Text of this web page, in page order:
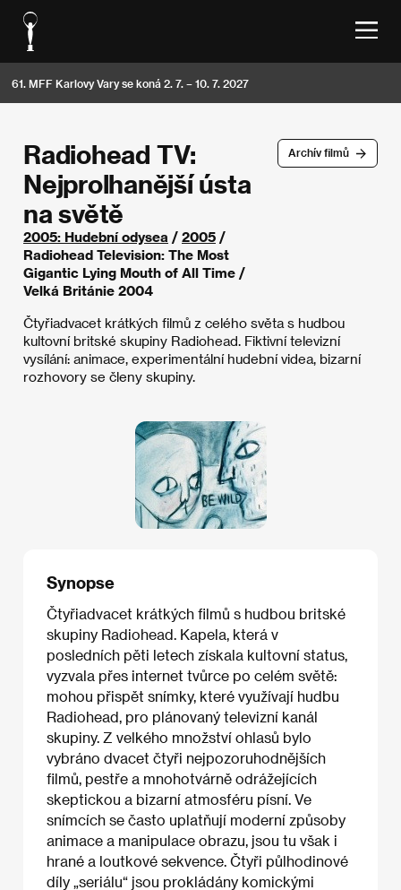
61. MFF Karlovy Vary se koná 2. 7. – 10. 7. 2027
Archív filmů
Radiohead TV:
Nejprolhanější ústa
na světě
2005: Hudební odysea / 2005 /
Radiohead Television: The Most
Gigantic Lying Mouth of All Time /
Velká Británie 2004
Čtyřiadvacet krátkých filmů z celého světa s hudbou
kultovní britské skupiny Radiohead. Fiktivní televizní
vysílání: animace, experimentální hudební videa, bizarní
rozhovory se členy skupiny.
Synopse
Čtyřiadvacet krátkých filmů s hudbou britské
skupiny Radiohead. Kapela, která v
posledních pěti letech získala kultovní status,
vyzvala přes internet tvůrce po celém světě:
mohou přispět snímky, které využívají hudbu
Radiohead, pro plánovaný televizní kanál
skupiny. Z velkého množství ohlasů bylo
vybráno dvacet čtyři nejpozoruhodnějších
filmů, pestře a mnohotvárně odrážejících
skeptickou a bizarní atmosféru písní. Ve
snímcích se často uplatňují moderní způsoby
animace a manipulace obrazu, jsou tu však i
hrané a loutkové sekvence. Čtyři půlhodinové
díly „seriálu“ jsou prokládány komickými